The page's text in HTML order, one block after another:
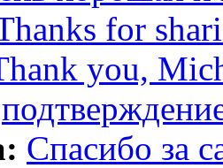
for
you,
Cпасибо за